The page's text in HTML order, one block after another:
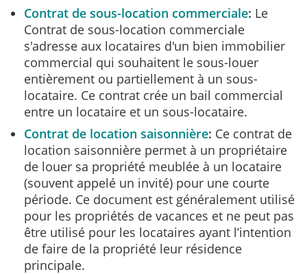
Contrat de sous-location commerciale Le
Contrat de sous-location commerciale
s'adresse aux locataires d'un bien immobilier
commercial qui souhaitent le sous-louer
entièrement ou partiellement à un sous-
locataire. Ce contrat crée un bail commercial
entre un locataire et un sous-locataire.
Contrat de location saisonnière Ce contrat de
location saisonnière permet à un propriétaire
de louer sa propriété meublée à un locataire
(souvent appelé un invité) pour une courte
période. Ce document est généralement utilisé
pour les propriétés de vacances et ne peut pas
être utilisé pour les locataires ayant l’intention
de faire de la propriété leur résidence
principale.